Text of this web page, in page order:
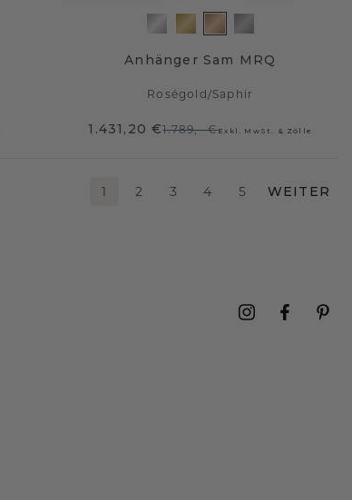
Anhänger Sam MRQ
Roségold /Saphir
1.431,20 €1.789,- €Exkl. MwSt. & Zölle
1 2 3 4 5 WEITER